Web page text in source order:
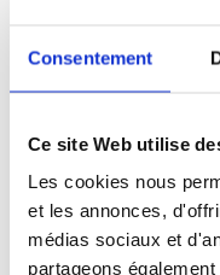
Consentement
Ce site Web utilise
Les cookies nous
et les annonces,
médias sociaux et
partageons
Qualifications et
Profil recherché :